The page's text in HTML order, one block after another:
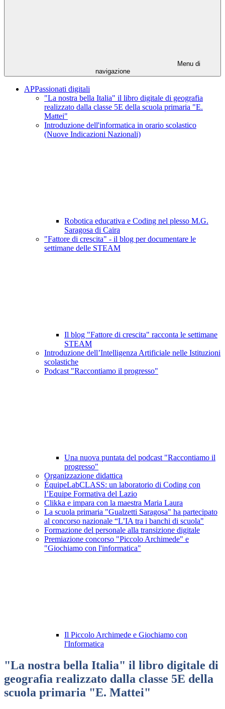
Menu di
navigazione
APPassionati digitali
"La nostra bella Italia" il libro digitale di geografia
realizzato dalla classe 5E della scuola primaria "E.
Mattei"
Introduzione dell'informatica in orario scolastico
(Nuove Indicazioni Nazionali)
Robotica educativa e Coding nel plesso M.G.
Saragosa di Caira
"Fattore di crescita" - il blog per documentare le
settimane delle STEAM
Il blog "Fattore di crescita" racconta le settimane
STEAM
Introduzione dell’Intelligenza Artificiale nelle Istituzioni
scolastiche
Podcast "Raccontiamo il progresso"
Una nuova puntata del podcast "Raccontiamo il
progresso"
Organizzazione didattica
ÉquipeLabCLASS: un laboratorio di Coding con
l’Equipe Formativa del Lazio
Clikka e impara con la maestra Maria Laura
La scuola primaria "Gualzetti Saragosa" ha partecipato
al concorso nazionale “L’IA tra i banchi di scuola"
Formazione del personale alla transizione digitale
Premiazione concorso "Piccolo Archimede" e
"Giochiamo con l'informatica"
Il Piccolo Archimede e Giochiamo con
l'Informatica
"La nostra bella Italia" il libro digitale di
geografia realizzato dalla classe 5E della
scuola primaria "E. Mattei"